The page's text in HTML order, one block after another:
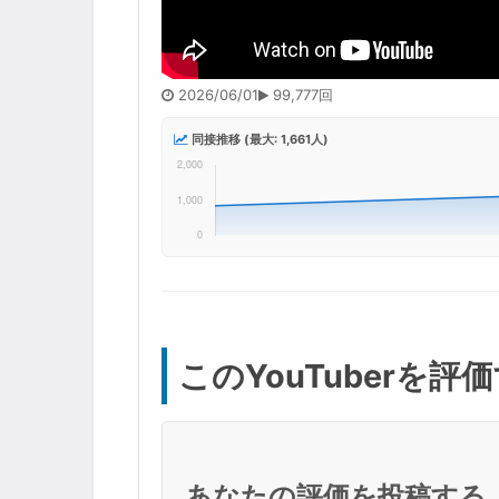
2026/06/01 99,777回
同接推移 (最大: 1,661人)
このYouTuberを評